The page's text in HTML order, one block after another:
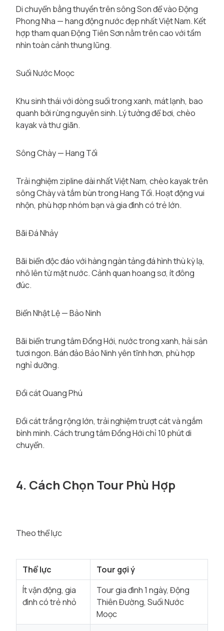
Di chuyển bằng thuyền trên sông Son để vào Động
Phong Nha — hang động nước đẹp nhất Việt Nam. Kết
hợp tham quan Động Tiên Sơn nằm trên cao với tầm
nhìn toàn cảnh thung lũng.
Suối Nước Moọc
Khu sinh thái với dòng suối trong xanh, mát lạnh, bao
quanh bởi rừng nguyên sinh. Lý tưởng để bơi, chèo
kayak và thư giãn.
Sông Chày — Hang Tối
Trải nghiệm zipline dài nhất Việt Nam, chèo kayak trên
sông Chày và tắm bùn trong Hang Tối. Hoạt động vui
nhộn, phù hợp nhóm bạn và gia đình có trẻ lớn.
Bãi Đá Nhảy
Bãi biển độc đáo với hàng ngàn tảng đá hình thù kỳ lạ,
nhô lên từ mặt nước. Cảnh quan hoang sơ, ít đông
đúc.
Biển Nhật Lệ — Bảo Ninh
Bãi biển trung tâm Đồng Hới, nước trong xanh, hải sản
tươi ngon. Bán đảo Bảo Ninh yên tĩnh hơn, phù hợp
nghỉ dưỡng.
Đồi cát Quang Phú
Đồi cát trắng rộng lớn, trải nghiệm trượt cát và ngắm
bình minh. Cách trung tâm Đồng Hới chỉ 10 phút di
chuyển.
4. Cách Chọn Tour Phù Hợp
Theo thể lực
Thể lực
Tour gợi ý
Ít vận động, gia
đình có trẻ nhỏ
Tour gia đình 1 ngày, Động
Thiên Đường, Suối Nước
Moọc